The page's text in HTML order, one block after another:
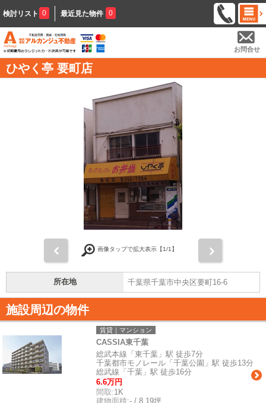
検討リスト 0 最近見た物件 0
お問合せ
ひやく亭 要町店
画像タップで拡大表示【1/1】
所在地 千葉県千葉市中央区要町16-6
施設周辺の物件
賃貸｜マンション
CASSIA東千葉
総武本線「東千葉」駅 徒歩7分
千葉都市モノレール「千葉公園」駅 徒歩13分
総武線「千葉」駅 徒歩16分
6.6万円
間取:1K
建物面積:- / 8.19坪